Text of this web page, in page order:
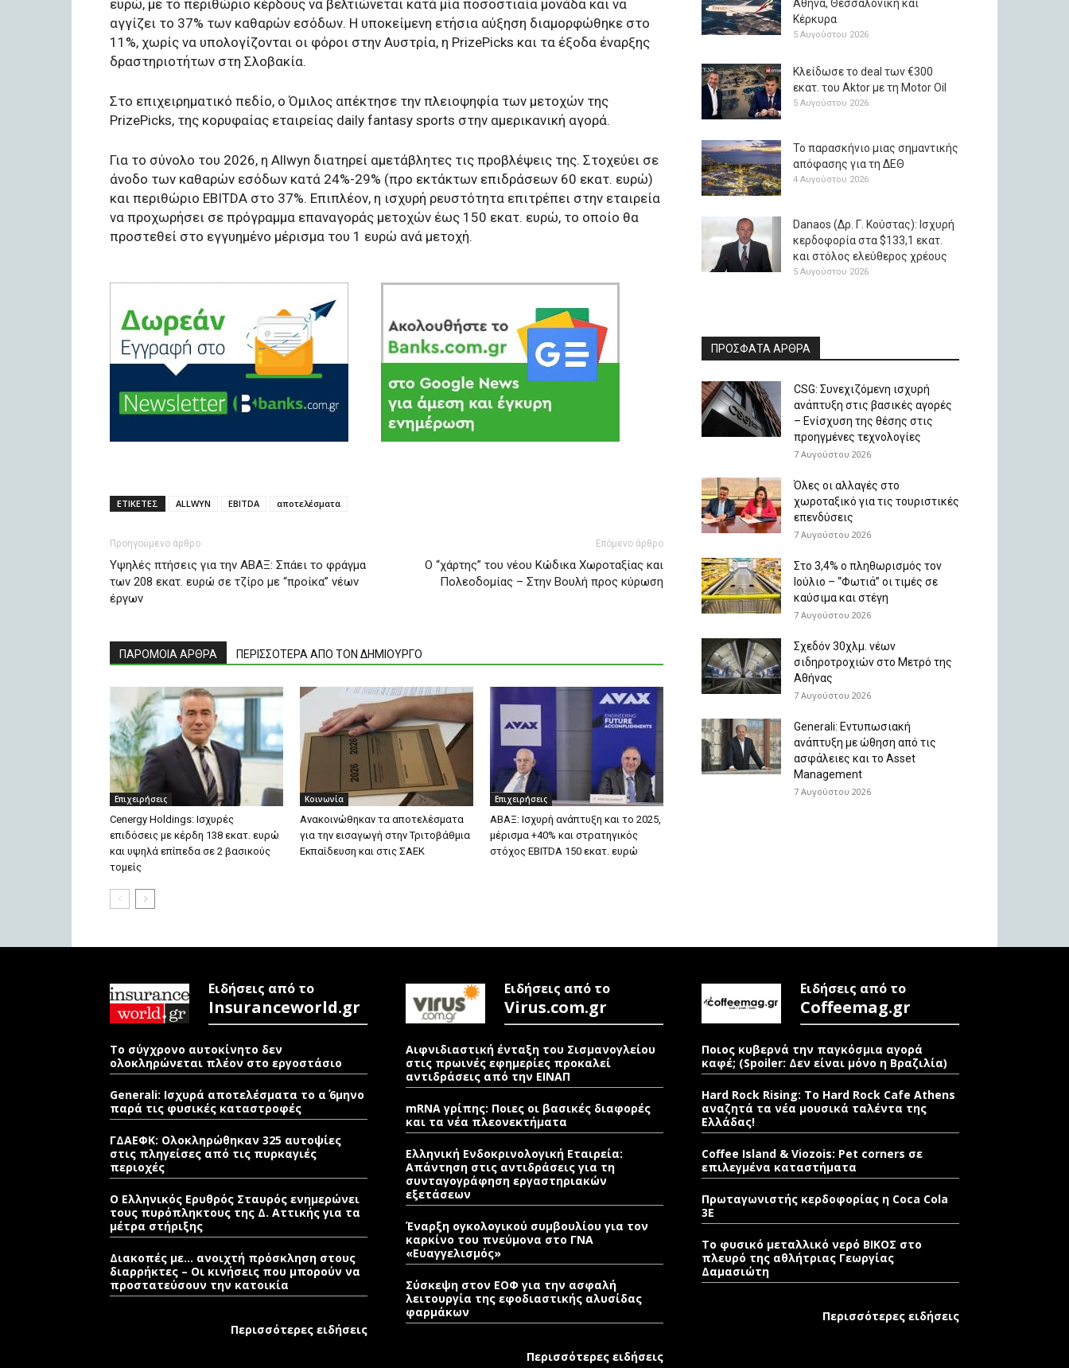
ευρώ, με το περιθώριο κέρδους να βελτιώνεται κατά μία ποσοστιαία μονάδα και να
αγγίζει το 37% των καθαρών εσόδων. Η υποκείμενη ετήσια αύξηση διαμορφώθηκε στο
11%, χωρίς να υπολογίζονται οι φόροι στην Αυστρία, η PrizePicks και τα έξοδα έναρξης
δραστηριοτήτων στη Σλοβακία.
Στο επιχειρηματικό πεδίο, ο Όμιλος απέκτησε την πλειοψηφία των μετοχών της
PrizePicks, της κορυφαίας εταιρείας daily fantasy sports στην αμερικανική αγορά.
Για το σύνολο του 2026, η Allwyn διατηρεί αμετάβλητες τις προβλέψεις της. Στοχεύει σε
άνοδο των καθαρών εσόδων κατά 24%-29% (προ εκτάκτων επιδράσεων 60 εκατ. ευρώ)
και περιθώριο EBITDA στο 37%. Επιπλέον, η ισχυρή ρευστότητα επιτρέπει στην εταιρεία
να προχωρήσει σε πρόγραμμα επαναγοράς μετοχών έως 150 εκατ. ευρώ, το οποίο θα
προστεθεί στο εγγυημένο μέρισμα του 1 ευρώ ανά μετοχή.
ΕΤΙΚΕΤΕΣ ALLWYN EBITDA αποτελέσματα
Προηγούμενο άρθρο
Υψηλές πτήσεις για την ΑΒΑΞ: Σπάει το φράγμα
των 208 εκατ. ευρώ σε τζίρο με “προίκα” νέων
έργων
Επόμενο άρθρο
O “χάρτης” του νέου Κώδικα Χωροταξίας και
Πολεοδομίας – Στην Βουλή προς κύρωση
ΠΑΡΟΜΟΙΑ ΑΡΘΡΑ ΠΕΡΙΣΣΟΤΕΡΑ ΑΠΟ ΤΟΝ ΔΗΜΙΟΥΡΓΟ
Επιχειρήσεις
Cenergy Holdings: Ισχυρές
επιδόσεις με κέρδη 138 εκατ. ευρώ
και υψηλά επίπεδα σε 2 βασικούς
τομείς
Κοινωνία
Ανακοινώθηκαν τα αποτελέσματα
για την εισαγωγή στην Τριτοβάθμια
Εκπαίδευση και στις ΣΑΕΚ
Επιχειρήσεις
ΑΒΑΞ: Ισχυρή ανάπτυξη και το 2025,
μέρισμα +40% και στρατηγικός
στόχος EBITDA 150 εκατ. ευρώ
Αθήνα, Θεσσαλονίκη και
Κέρκυρα
5 Αυγούστου 2026
Κλείδωσε το deal των €300
εκατ. του Aktor με τη Μotor Oil
5 Αυγούστου 2026
Το παρασκήνιο μιας σημαντικής
απόφασης για τη ΔΕΘ
4 Αυγούστου 2026
Danaos (Δρ. Γ. Κούστας): Ισχυρή
κερδοφορία στα $133,1 εκατ.
και στόλος ελεύθερος χρέους
5 Αυγούστου 2026
ΠΡΟΣΦΑΤΑ ΑΡΘΡΑ
CSG: Συνεχιζόμενη ισχυρή
ανάπτυξη στις βασικές αγορές
– Ενίσχυση της θέσης στις
προηγμένες τεχνολογίες
7 Αυγούστου 2026
Όλες οι αλλαγές στο
χωροταξικό για τις τουριστικές
επενδύσεις
7 Αυγούστου 2026
Στο 3,4% ο πληθωρισμός τον
Ιούλιο – “Φωτιά” οι τιμές σε
καύσιμα και στέγη
7 Αυγούστου 2026
Σχεδόν 30χλμ. νέων
σιδηροτροχιών στο Μετρό της
Αθήνας
7 Αυγούστου 2026
Generali: Eντυπωσιακή
ανάπτυξη με ώθηση από τις
ασφάλειες και το Asset
Management
7 Αυγούστου 2026
Ειδήσεις από το
Insuranceworld.gr
Το σύγχρονο αυτοκίνητο δεν
ολοκληρώνεται πλέον στο εργοστάσιο
Generali: Ισχυρά αποτελέσματα το α΄ 6μηνο
παρά τις φυσικές καταστροφές
ΓΔΑΕΦΚ: Ολοκληρώθηκαν 325 αυτοψίες
στις πληγείσες από τις πυρκαγιές
περιοχές
Ο Ελληνικός Ερυθρός Σταυρός ενημερώνει
τους πυρόπληκτους της Δ. Αττικής για τα
μέτρα στήριξης
Διακοπές με… ανοιχτή πρόσκληση στους
διαρρήκτες – Οι κινήσεις που μπορούν να
προστατεύσουν την κατοικία
Περισσότερες ειδήσεις
Ειδήσεις από το
Virus.com.gr
Αιφνιδιαστική ένταξη του Σισμανογλείου
στις πρωινές εφημερίες προκαλεί
αντιδράσεις από την ΕΙΝΑΠ
mRNA γρίπης: Ποιες οι βασικές διαφορές
και τα νέα πλεονεκτήματα
Ελληνική Ενδοκρινολογική Εταιρεία:
Απάντηση στις αντιδράσεις για τη
συνταγογράφηση εργαστηριακών
εξετάσεων
Έναρξη ογκολογικού συμβουλίου για τον
καρκίνο του πνεύμονα στο ΓΝΑ
«Ευαγγελισμός»
Σύσκεψη στον ΕΟΦ για την ασφαλή
λειτουργία της εφοδιαστικής αλυσίδας
φαρμάκων
Περισσότερες ειδήσεις
Ειδήσεις από το
Coffeemag.gr
Ποιος κυβερνά την παγκόσμια αγορά
καφέ; (Spoiler: Δεν είναι μόνο η Βραζιλία)
Hard Rock Rising: Το Hard Rock Cafe Athens
αναζητά τα νέα μουσικά ταλέντα της
Ελλάδας!
Coffee Island & Viozois: Pet corners σε
επιλεγμένα καταστήματα
Πρωταγωνιστής κερδοφορίας η Coca Cola
3E
Το φυσικό μεταλλικό νερό ΒΙΚΟΣ στο
πλευρό της αθλήτριας Γεωργίας
Δαμασιώτη
Περισσότερες ειδήσεις